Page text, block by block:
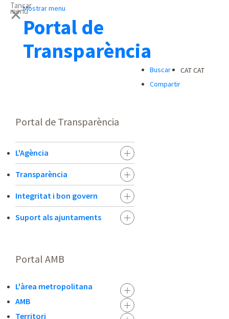
Mostrar menu
Portal de
Transparència
CATCAT
Buscar
Compartir
Tancar
menu
Portal de Transparència
L'Agència
Transparència
Integritat i bon govern
Suport als ajuntaments
Portal AMB
L'àrea metropolitana
AMB
Territori